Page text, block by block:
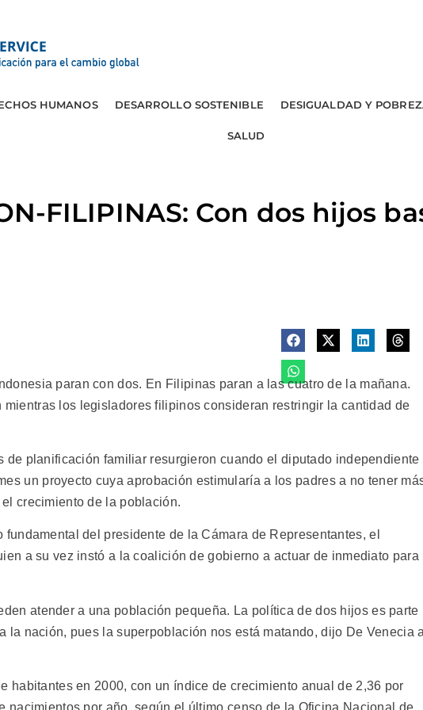
HUMANOS DESARROLLO SOSTENIBLE DESIGUALDAD Y
SALUD
FILIPINAS: Con dos hijos
paran con dos. En Filipinas paran a las cuatro de la mañana.
mientras los legisladores filipinos consideran restringir la cantidad de
de planificación familiar resurgieron cuando el diputado independiente
un proyecto cuya aprobación estimularía a los padres a no tener
crecimiento de la población.
del presidente de la Cámara de Representantes, el
a su vez instó a la coalición de gobierno a actuar de inmediato para
atender a una población pequeña. La política de dos hijos es parte
la nación, pues la superpoblación nos está matando, dijo De Venecia
habitantes en 2000, con un índice de crecimiento anual de 2,36 por
nacimientos por año, según el último censo de la Oficina Nacional de